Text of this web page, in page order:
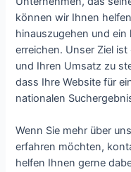
können wir Ihnen
hinauszugehen und
erreichen. Unser Ziel
und Ihren Umsatz zu
dass Ihre Website für
nationalen
Wenn Sie mehr über
erfahren möchten,
helfen Ihnen gerne